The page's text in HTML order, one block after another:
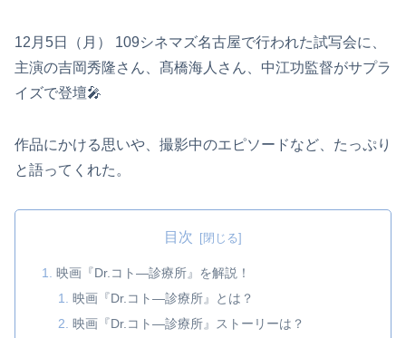
12月5日（月） 109シネマズ名古屋で行われた試写会に、
主演の吉岡秀隆さん、髙橋海人さん、中江功監督がサプラ
イズで登壇🎤
作品にかける思いや、撮影中のエピソードなど、たっぷり
と語ってくれた。
目次
映画『Dr.コト―診療所』を解説！
映画『Dr.コト―診療所』とは？
映画『Dr.コト―診療所』ストーリーは？